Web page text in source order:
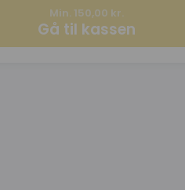
Min. 150,00 kr.
Gå til kassen